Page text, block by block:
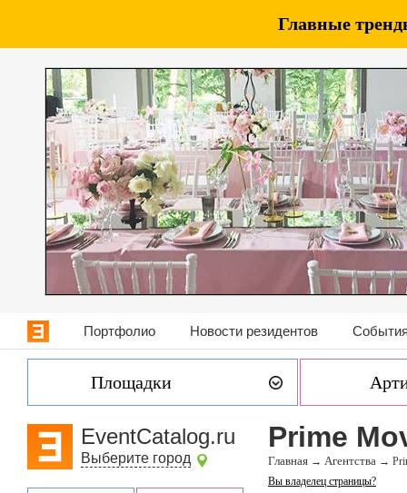
Главные
Портфолио Новости резидентов
Площадки
EventCatalog.ru
Выберите город
Prime
Главная → Агентства →
Вы владелец страницы?